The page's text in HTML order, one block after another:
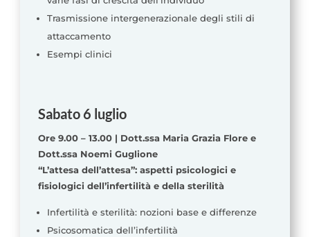
Trasmissione intergenerazionale degli stili di
attaccamento
Esempi clinici
Sabato 6 luglio
Ore 9.00 – 13.00 | Dott.ssa Maria Grazia Flore e
Dott.ssa Noemi Guglione
“L’attesa dell’attesa”: aspetti psicologici e
fisiologici dell’infertilità e della sterilità
Infertilità e sterilità: nozioni base e differenze
Psicosomatica dell’infertilità